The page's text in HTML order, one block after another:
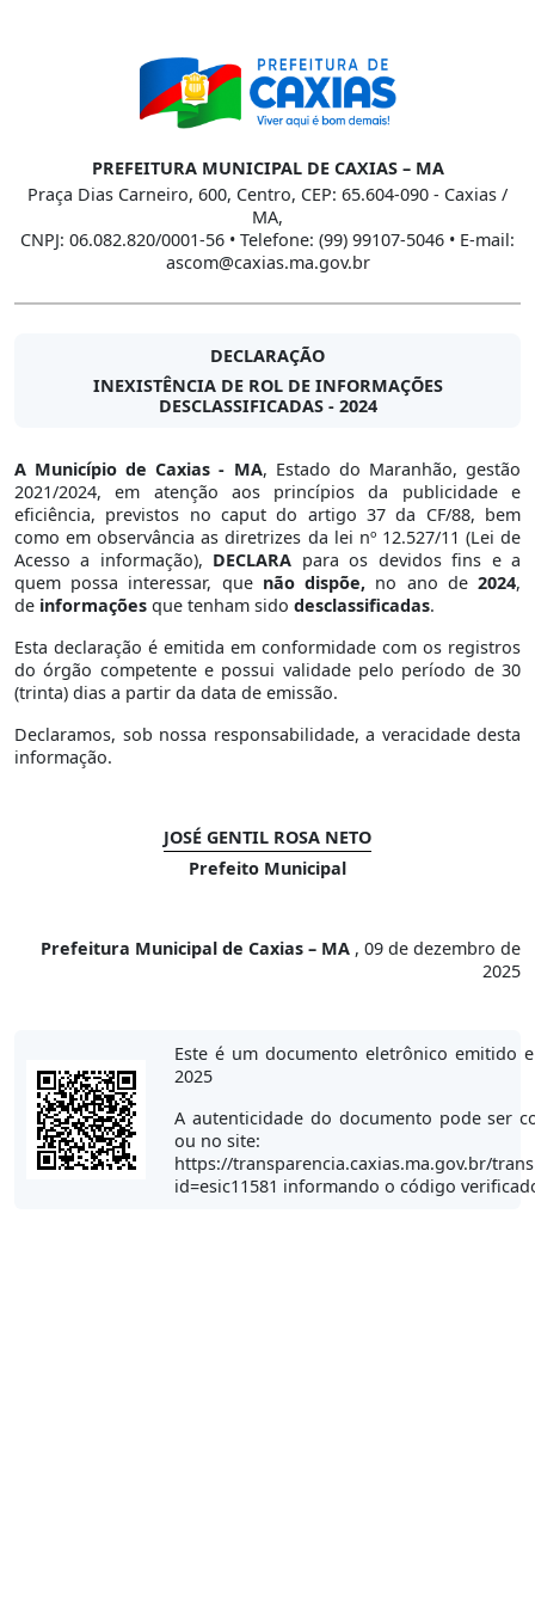
PREFEITURA MUNICIPAL DE CAXIAS – MA
Praça Dias Carneiro, 600, Centro, CEP: 65.604-090 - Caxias /
MA,
CNPJ: 06.082.820/0001-56 • Telefone: (99) 99107-5046 • E-mail:
ascom@caxias.ma.gov.br
DECLARAÇÃO
INEXISTÊNCIA DE ROL DE INFORMAÇÕES
DESCLASSIFICADAS - 2024
A Município de Caxias - MA, Estado do Maranhão, gestão
2021/2024, em atenção aos princípios da publicidade e
eficiência, previstos no caput do artigo 37 da CF/88, bem
como em observância as diretrizes da lei nº 12.527/11 (Lei de
Acesso a informação), DECLARA para os devidos fins e a
quem possa interessar, que não dispõe, no ano de2024,
de informações que tenham sido desclassificadas.
Esta declaração é emitida em conformidade com os registros
do órgão competente e possui validade pelo período de 30
(trinta) dias a partir da data de emissão.
Declaramos, sob nossa responsabilidade, a veracidade desta
informação.
JOSÉ GENTIL ROSA NETO
Prefeito Municipal
Prefeitura Municipal de Caxias – MA , 09 de dezembro de
2025
Este é um documento eletrônico emitido
2025
A autenticidade do documento pode ser
ou no site:
https://transparencia.caxias.ma.gov.br/
id=esic11581 informando o código